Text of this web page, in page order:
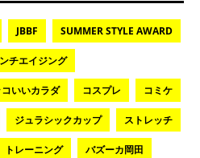
JBBF SUMMER STYLE AWARD
チエイジング
いいカラダ コスプレ コミケ
ジュラシックカップ ストレッチ
トレーニング バズーカ岡田